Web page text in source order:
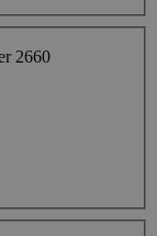
2660